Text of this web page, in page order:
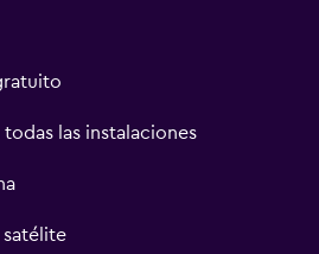
las instalaciones
satélite